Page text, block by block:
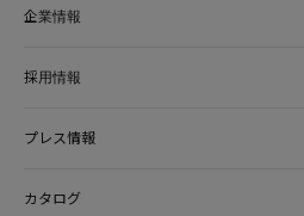
企業情報
採用情報
プレス情報
カタログ